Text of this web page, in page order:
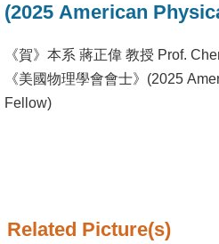
Curriculum
Student
(2025 American
《賀》本系 蔣正偉 教授 Prof.
《美國物理學會會士》(2025
Fellow)
Related Picture(s)